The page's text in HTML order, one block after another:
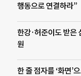
행동으로 연결하라”
한강·허준이도 받은
원
한 줄 점자를 ‘화면’